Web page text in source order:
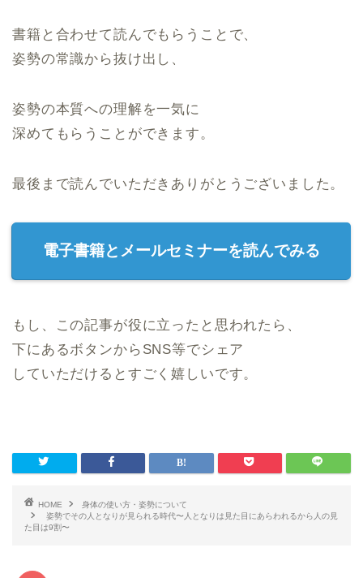
書籍と合わせて読んでもらうことで、
姿勢の常識から抜け出し、
姿勢の本質への理解を一気に
深めてもらうことができます。
最後まで読んでいただきありがとうございました。
電子書籍とメールセミナーを読んでみる
もし、この記事が役に立ったと思われたら、
下にあるボタンからSNS等でシェア
していただけるとすごく嬉しいです。
HOME
身体の使い方・姿勢について
姿勢でその人となりが見られる時代〜人となりは見た目にあらわれるから人の見
た目は9割〜